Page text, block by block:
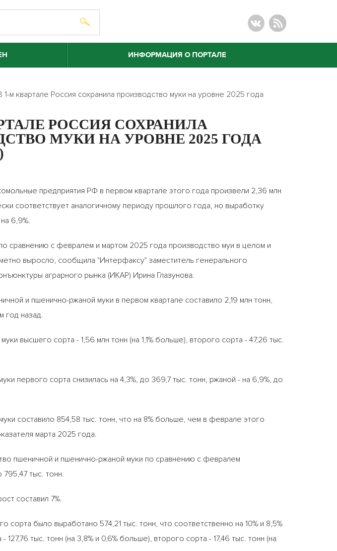
ИНФОРМАЦИЯ О ПОРТАЛЕ
1-м квартале Россия сохранила производство муки на уровне 2025 года
РОССИЯ СОХРАНИЛА
МУКИ НА УРОВНЕ 2025 ГОДА
предприятия РФ в первом квартале этого года произвели 2,36 млн
соответствует аналогичному периоду прошлого года, но выработку
6,9%.
сравнению с февралем и мартом 2025 года производство муи в целом и
выросло, сообщила "Интерфаксу" заместитель генерального
аграрного рынка (ИКАР) Ирина Глазунова.
и пшенично-ржаной муки в первом квартале составило 2,19 млн тонн,
год назад.
высшего сорта - 1,56 млн тонн (на 1,1% больше), второго сорта - 47,26 тыс.
первого сорта снизилась на 4,3%, до 369,7 тыс. тонн, ржаной - на 6,9%, до
составило 854,58 тыс. тонн, что на 8% больше, чем в феврале этого
марта 2025 года.
пшеничной и пшенично-ржаной муки по сравнению с февралем
795,47 тыс. тонн.
составил 7%.
сорта было выработано 574,21 тыс. тонн, что соответственно на 10% и 8,5%
тыс. тонн (на 3,8% и 0,6% больше), второго сорта - 17,46 тыс. тонн (на